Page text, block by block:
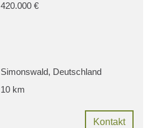
420.000 €
Simonswald, Deutschland
10 km
Kontakt